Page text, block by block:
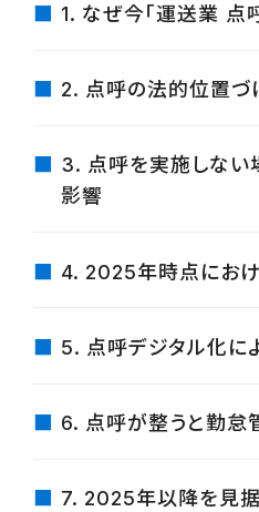
1. なぜ今「運送業 点
2. 点呼の法的位置
3. 点呼を実施しない
影響
4. 2025年時点にお
5. 点呼デジタル化に
6. 点呼が整うと勤怠
7. 2025年以降を見